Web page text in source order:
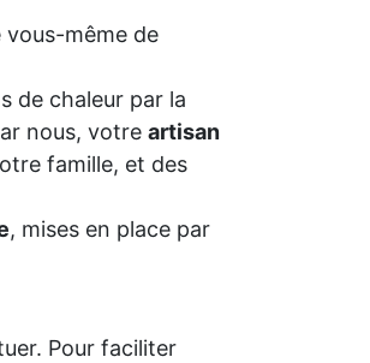
vous-même de
de chaleur par la
nous, votre artisan
famille, et des
, mises en place par
Pour faciliter